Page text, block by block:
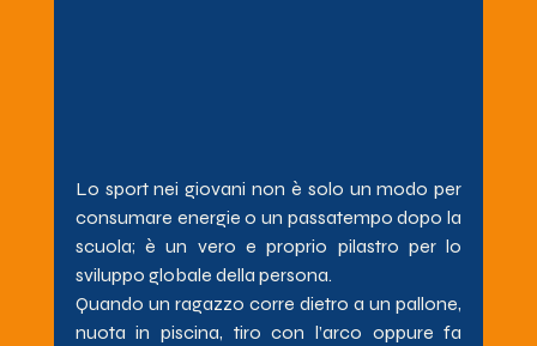
Lo sport nei giovani non è solo un modo per
consumare energie o un passatempo dopo la
scuola; è un vero e proprio pilastro per lo
sviluppo globale della persona.
Quando un ragazzo corre dietro a un pallone,
nuota in piscina, tiro con l’arco oppure fa